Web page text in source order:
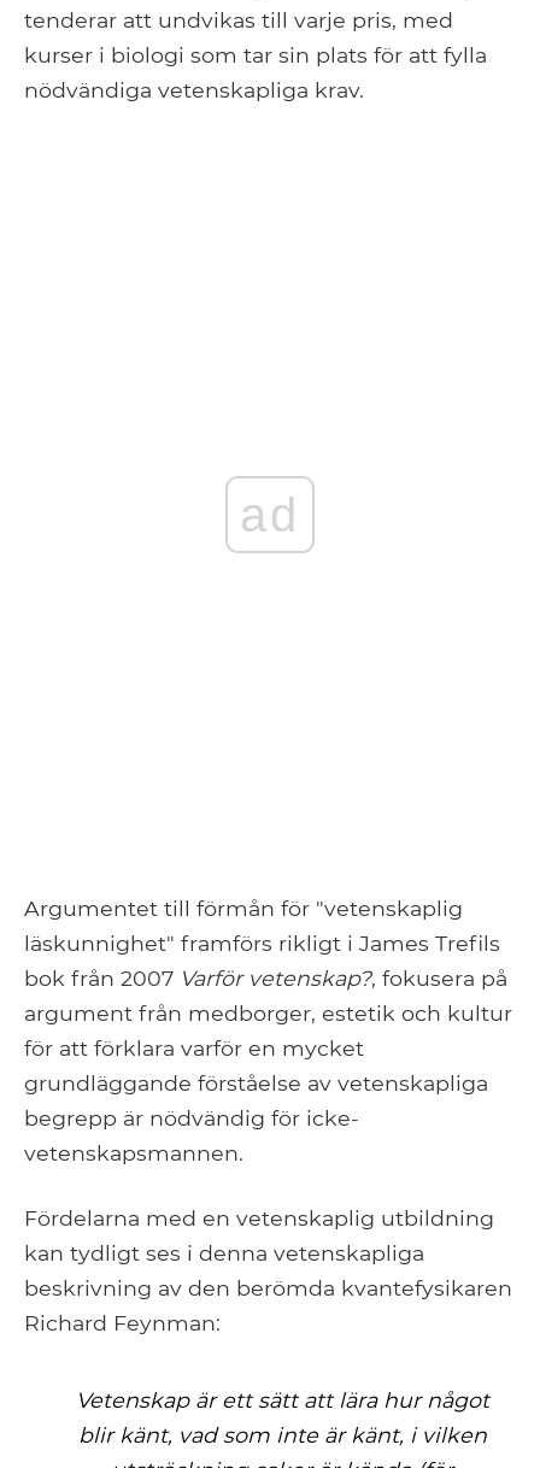
tenderar att undvikas till varje pris, med
kurser i biologi som tar sin plats för att fylla
nödvändiga vetenskapliga krav.
ad
Argumentet till förmån för "vetenskaplig
läskunnighet" framförs rikligt i James Trefils
bok från 2007 Varför vetenskap?, fokusera på
argument från medborger, estetik och kultur
för att förklara varför en mycket
grundläggande förståelse av vetenskapliga
begrepp är nödvändig för icke-
vetenskapsmannen.
Fördelarna med en vetenskaplig utbildning
kan tydligt ses i denna vetenskapliga
beskrivning av den berömda kvantefysikaren
Richard Feynman:
Vetenskap är ett sätt att lära hur något
blir känt, vad som inte är känt, i vilken